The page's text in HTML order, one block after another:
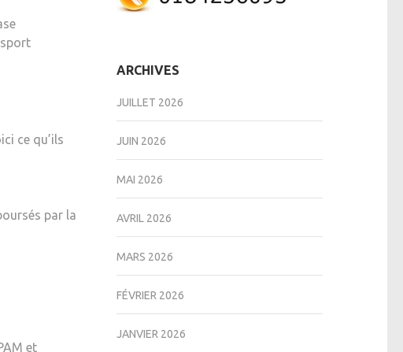
ce qu’ils
par la
et
ARCHIVES
JUILLET 2026
JUIN 2026
MAI 2026
AVRIL 2026
MARS 2026
FÉVRIER 2026
JANVIER 2026